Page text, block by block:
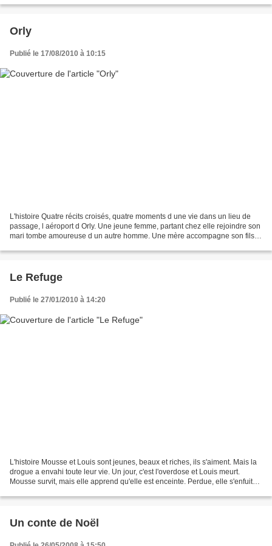
Orly
Publié le 17/08/2010 à 10:15
L'histoire Quatre récits croisés, quatre moments d une vie dans un lieu de
passage, l aéroport d Orly. Une jeune femme, partant chez elle rejoindre son
mari tombe amoureuse d un autre homme. Une mère accompagne son fils
Le Refuge
Publié le 27/01/2010 à 14:20
L'histoire Mousse et Louis sont jeunes, beaux et riches, ils s'aiment. Mais la
drogue a envahi toute leur vie. Un jour, c'est l'overdose et Louis meurt.
Mousse survit, mais elle apprend qu'elle est enceinte. Perdue, elle s'enfuit
Un conte de Noël